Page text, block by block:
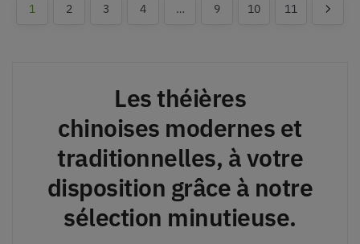
1 2 3 4 … 9 10 11
Les théières
chinoises modernes et
traditionnelles, à votre
disposition grâce à notre
sélection minutieuse.